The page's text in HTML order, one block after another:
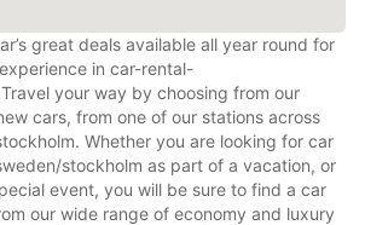
great deals available all year round for
in car-rental-
your way by choosing from our
cars, from one of our stations across
Whether you are looking for car
stockholm as part of a vacation, or
event, you will be sure to find a car
our wide range of economy and luxury